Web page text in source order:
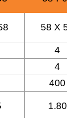
58 X
4
4
400
1.80